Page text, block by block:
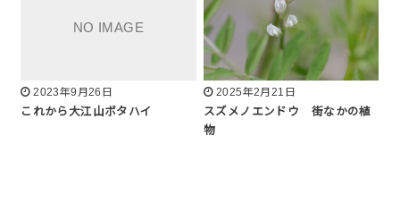
2023年9月26日
これから大江山ボタハイ
2025年2月21日
スズメノエンドウ 街なかの植
物